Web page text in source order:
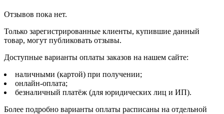
Отзывов пока нет.
Только зарегистрированные клиенты, купившие данный
товар, могут публиковать отзывы.
Доступные варианты оплаты заказов на нашем сайте:
наличными (картой) при получении;
онлайн-оплата;
безналичный платёж (для юридических лиц и ИП).
Более подробно варианты оплаты расписаны на отдельной